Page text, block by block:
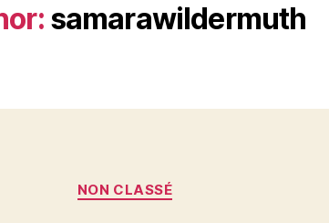
samarawildermuth
Categories
NON CLASSÉ